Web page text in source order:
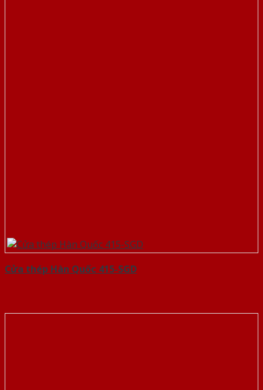
Cửa thép Hàn Quốc 415-SGD